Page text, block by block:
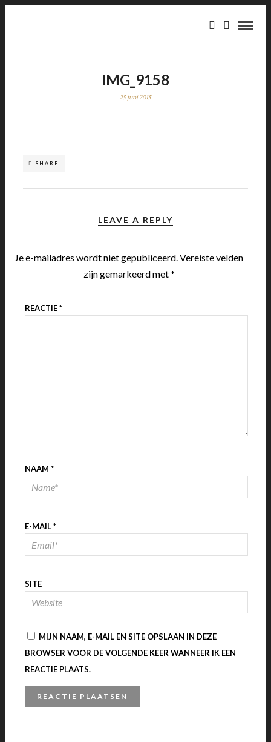
IMG_9158
25 juni 2015
SHARE
LEAVE A REPLY
Je e-mailadres wordt niet gepubliceerd.Vereiste velden
zijn gemarkeerd met*
REACTIE*
NAAM *
E-MAIL*
SITE
MIJN NAAM, E-MAIL EN SITE OPSLAAN IN DEZE
BROWSER VOOR DE VOLGENDE KEER WANNEER IK EEN
REACTIE PLAATS.